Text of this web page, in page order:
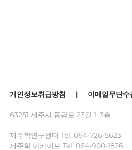
개인정보취급방침 | 이메일무단수
63251 제주시 동광로 23길 1, 3층
제주학연구센터 Tel. 064-726-5623
제주학 아카이브 Tel. 064-900-1826